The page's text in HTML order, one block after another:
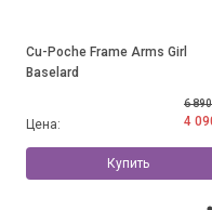
Cu-Poche Frame Arms Girl
Baselard
Цена:
6
4
Купить